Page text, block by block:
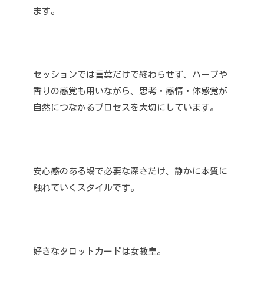
ます。
セッションでは言葉だけで終わらせず、ハーブや
香りの感覚も用いながら、思考・感情・体感覚が
自然につながるプロセスを大切にしています。
安心感のある場で必要な深さだけ、静かに本質に
触れていくスタイルです。
好きなタロットカードは女教皇。